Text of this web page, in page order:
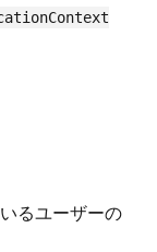
るユーザーの